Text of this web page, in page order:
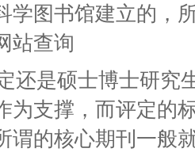
学图书馆建立的，
站查询
还是硕士博士研究
为支撑，而评定的
谓的核心期刊一般